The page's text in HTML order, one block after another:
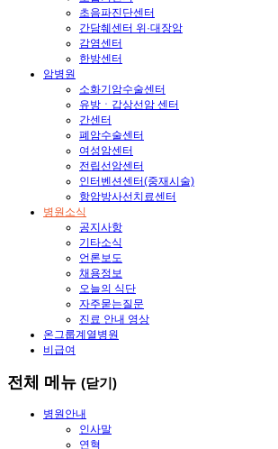
초음파진단센터
간담췌센터 위·대장암
감염센터
한방센터
암병원
소화기암수술센터
유방ㆍ갑상선암 센터
간센터
폐암수술센터
여성암센터
전립선암센터
인터벤션센터(중재시술)
항암방사선치료센터
병원소식
공지사항
기타소식
언론보도
채용정보
오늘의 식단
자주묻는질문
진료 안내 영상
온그룹계열병원
비급여
전체 메뉴 (닫기)
병원안내
인사말
연혁